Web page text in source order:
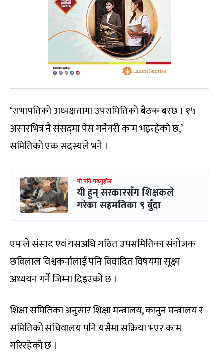
‘सभापतिको अध्यक्षतामा उपसमितिको बैठक बस्छ । १५
असारभित्र नै संसद्‍मा पेस गर्नेगरी काम भइरहेको छ,’
समितिको एक सदस्यले भने ।
यो पनि पढ्नुहोस
यी हुन् सरकारसँग शिक्षकले
गरेका सहमतिका ९ बुँदा
एमाले संसाद एवं यसअघि गठित उपसमितिका संयोजक
छविलाल विश्वकर्मालाई पनि विवादित विषयमा सूक्ष्म
अध्ययन गर्ने जिम्मा दिइएको छ ।
शिक्षा समितिका अनुसार शिक्षा मन्त्रालय, कानुन मन्त्रालय र
समितिको सचिवालय पनि यसैमा सक्रिया भएर काम
गरिरहेको छ ।